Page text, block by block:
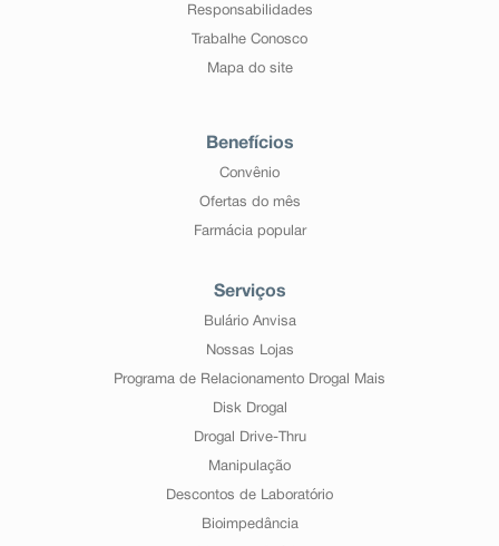
Responsabilidades
Trabalhe Conosco
Mapa do site
Benefícios
Convênio
Ofertas do mês
Farmácia popular
Serviços
Bulário Anvisa
Nossas Lojas
Programa de Relacionamento Drogal Mais
Disk Drogal
Drogal Drive-Thru
Manipulação
Descontos de Laboratório
Bioimpedância